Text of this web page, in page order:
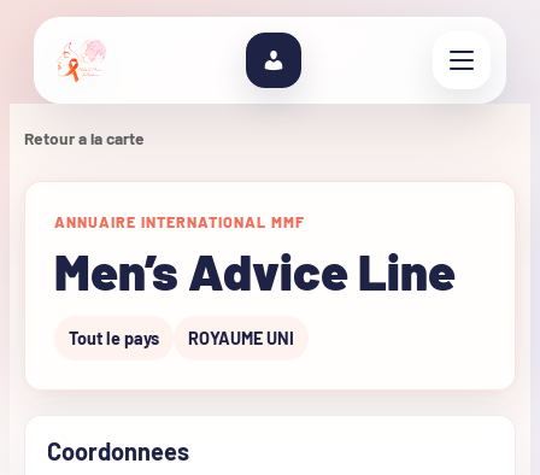
Retour a la carte
ANNUAIRE INTERNATIONAL MMF
Men’s Advice Line
Tout le pays ROYAUME UNI
Coordonnees